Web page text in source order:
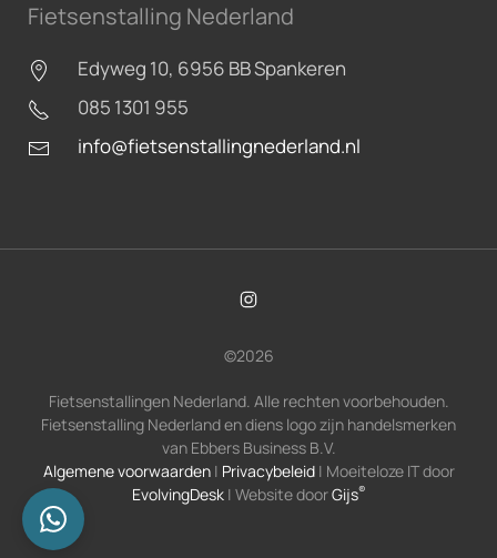
Fietsenstalling Nederland
Edyweg 10, 6956 BB Spankeren
085 1301 955
info@fietsenstallingnederland.nl
©2026
Fietsenstallingen Nederland. Alle rechten voorbehouden.
Fietsenstalling Nederland en diens logo zijn handelsmerken
van Ebbers Business B.V.
Algemene voorwaarden| Privacybeleid| Moeiteloze IT door
EvolvingDesk| Website doorGijs®